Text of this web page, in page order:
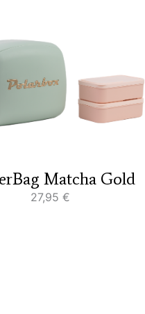
Matcha Gold
27,95 €